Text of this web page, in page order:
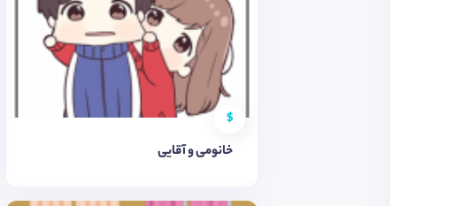
$
خانومی و آقایی